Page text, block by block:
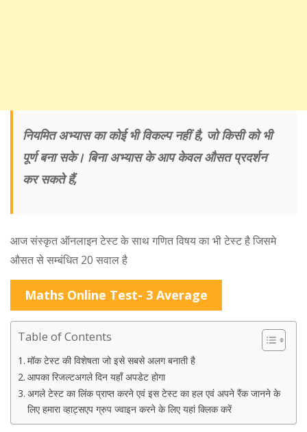
नियमित अभ्यास का कोई भी विकल्प नहीं है, जो किसी को भी
पूर्ण बना सके। बिना अभ्यास के आप केवल औसत प्रदर्शन
कर सकते हैं,
आज संस्कृत ऑनलाइन टेस्ट के साथ गणित विषय का भी टेस्ट है जिसमे
औसत से सम्बंधित 20 सवाल है
Maths Online Test- 3 Average
Table of Contents
मॉक टेस्ट की विशेषता जो इसे सबसे अलग बनाती है
आपका रिजल्टअगले दिन यहाँ अपडेट होगा
अगले टेस्ट का लिंक प्राप्त करने एवं इस टेस्ट का हल एवं अपने रैंक जानने के
लिए हमारा व्हाट्सएप ग्रुप ज्वाइन करने के लिए यहां क्लिक करें